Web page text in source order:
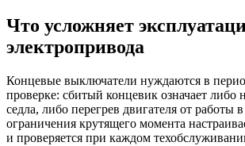
Что усложняет
электропривода
Концевые выключатели нуждаются в
проверке: сбитый концевик означает либо
седла, либо перегрев двигателя от работы
ограничения крутящего момента
и проверяется при каждом